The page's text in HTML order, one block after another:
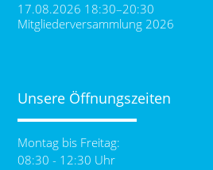
17.08.2026 18:30–20:30
Mitgliederversammlung 2026
Unsere Öffnungszeiten
Montag bis Freitag:
08:30 - 12:30 Uhr